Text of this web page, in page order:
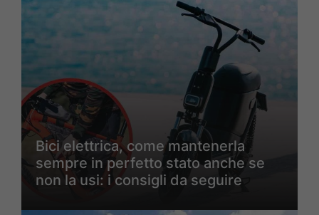
Bici elettrica, come mantenerla
sempre in perfetto stato anche se
non la usi: i consigli da seguire